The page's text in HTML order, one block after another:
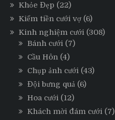
Khỏe Đẹp (22)
Kiếm tiền cưới vợ (6)
Kinh nghiệm cưới (308)
Bánh cưới (7)
Cầu Hôn (4)
Chụp ảnh cưới (43)
Đội bưng quả (6)
Hoa cưới (12)
Khách mời đám cưới (7)